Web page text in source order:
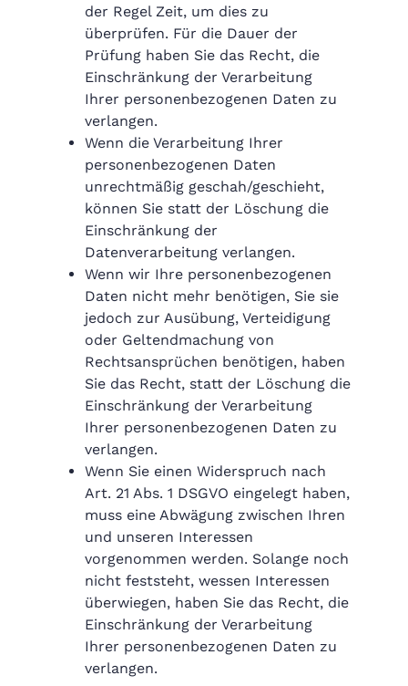
der Regel Zeit, um dies zu
überprüfen. Für die Dauer der
Prüfung haben Sie das Recht, die
Einschränkung der Verarbeitung
Ihrer personenbezogenen Daten zu
verlangen.
Wenn die Verarbeitung Ihrer
personenbezogenen Daten
unrechtmäßig geschah/geschieht,
können Sie statt der Löschung die
Einschränkung der
Datenverarbeitung verlangen.
Wenn wir Ihre personenbezogenen
Daten nicht mehr benötigen, Sie sie
jedoch zur Ausübung, Verteidigung
oder Geltendmachung von
Rechtsansprüchen benötigen, haben
Sie das Recht, statt der Löschung die
Einschränkung der Verarbeitung
Ihrer personenbezogenen Daten zu
verlangen.
Wenn Sie einen Widerspruch nach
Art. 21 Abs. 1 DSGVO eingelegt haben,
muss eine Abwägung zwischen Ihren
und unseren Interessen
vorgenommen werden. Solange noch
nicht feststeht, wessen Interessen
überwiegen, haben Sie das Recht, die
Einschränkung der Verarbeitung
Ihrer personenbezogenen Daten zu
verlangen.